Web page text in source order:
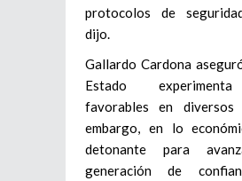
protocolos de
dijo.
Gallardo Cardona
Estado
favorables en diversos
embargo, en lo
detonante para
generación de